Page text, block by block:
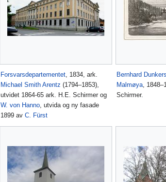
Forsvarsdepartementet, 1834, ark.
Michael Smith Arentz (1794–1853),
utvidet 1864-65 ark. H.E. Schirmer og
W. von Hanno, utvida og ny fasade
1899 avC. Fürst
Bernhard Dunkers
Malmøya,
Schirmer.